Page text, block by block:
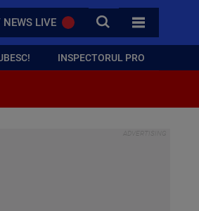
NEWS LIVE CAUTA
TOATE
INSPECTORUL PRO